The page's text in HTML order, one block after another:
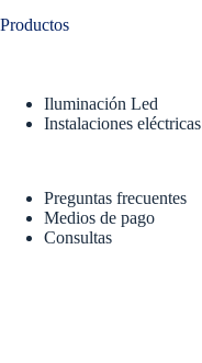
Productos
Iluminación Led
Instalaciones eléctricas
Preguntas frecuentes
Medios de pago
Consultas